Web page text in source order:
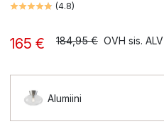
(4.8)
165 € 184,95 € OVH sis. ALV
Alumiini